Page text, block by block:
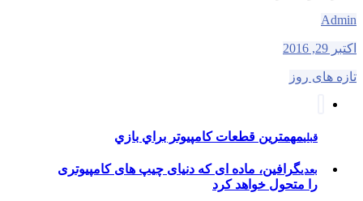
Admin
اکتبر 29, 2016
تازه های روز
قبلیمهمترين قطعات كامپيوتر براي بازي
بعدیگرافین، ماده ای که دنیای چیپ های کامپیوتری
را متحول خواهد کرد